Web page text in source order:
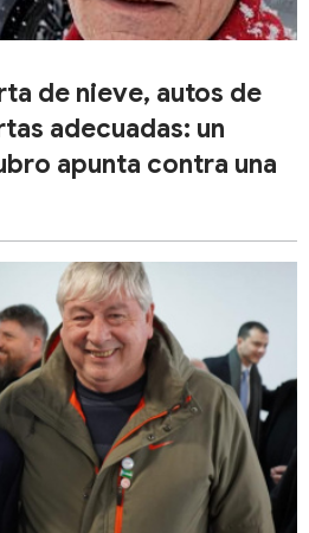
de nieve, autos de
adecuadas: un
apunta contra una